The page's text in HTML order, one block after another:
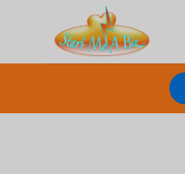
contenido